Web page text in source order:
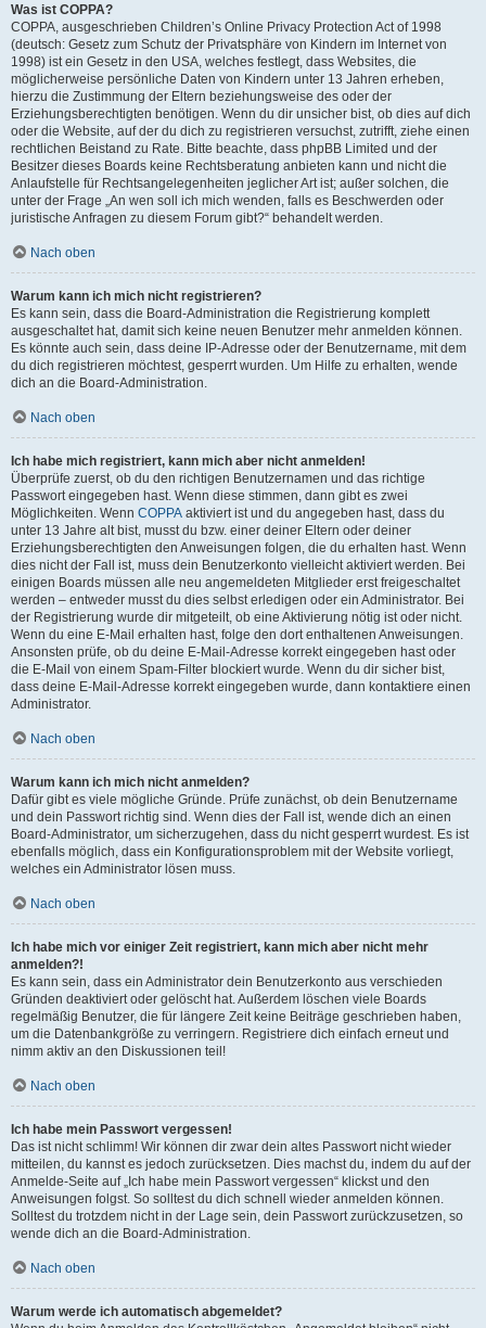
Was ist COPPA?
COPPA, ausgeschrieben Children’s Online Privacy Protection Act of 1998
(deutsch: Gesetz zum Schutz der Privatsphäre von Kindern im Internet von
1998) ist ein Gesetz in den USA, welches festlegt, dass Websites, die
möglicherweise persönliche Daten von Kindern unter 13 Jahren erheben,
hierzu die Zustimmung der Eltern beziehungsweise des oder der
Erziehungsberechtigten benötigen. Wenn du dir unsicher bist, ob dies auf dich
oder die Website, auf der du dich zu registrieren versuchst, zutrifft, ziehe einen
rechtlichen Beistand zu Rate. Bitte beachte, dass phpBB Limited und der
Besitzer dieses Boards keine Rechtsberatung anbieten kann und nicht die
Anlaufstelle für Rechtsangelegenheiten jeglicher Art ist; außer solchen, die
unter der Frage „An wen soll ich mich wenden, falls es Beschwerden oder
juristische Anfragen zu diesem Forum gibt?“ behandelt werden.
Nach oben
Warum kann ich mich nicht registrieren?
Es kann sein, dass die Board-Administration die Registrierung komplett
ausgeschaltet hat, damit sich keine neuen Benutzer mehr anmelden können.
Es könnte auch sein, dass deine IP-Adresse oder der Benutzername, mit dem
du dich registrieren möchtest, gesperrt wurden. Um Hilfe zu erhalten, wende
dich an die Board-Administration.
Nach oben
Ich habe mich registriert, kann mich aber nicht anmelden!
Überprüfe zuerst, ob du den richtigen Benutzernamen und das richtige
Passwort eingegeben hast. Wenn diese stimmen, dann gibt es zwei
Möglichkeiten. Wenn COPPA aktiviert ist und du angegeben hast, dass du
unter 13 Jahre alt bist, musst du bzw. einer deiner Eltern oder deiner
Erziehungsberechtigten den Anweisungen folgen, die du erhalten hast. Wenn
dies nicht der Fall ist, muss dein Benutzerkonto vielleicht aktiviert werden. Bei
einigen Boards müssen alle neu angemeldeten Mitglieder erst freigeschaltet
werden – entweder musst du dies selbst erledigen oder ein Administrator. Bei
der Registrierung wurde dir mitgeteilt, ob eine Aktivierung nötig ist oder nicht.
Wenn du eine E-Mail erhalten hast, folge den dort enthaltenen Anweisungen.
Ansonsten prüfe, ob du deine E-Mail-Adresse korrekt eingegeben hast oder
die E-Mail von einem Spam-Filter blockiert wurde. Wenn du dir sicher bist,
dass deine E-Mail-Adresse korrekt eingegeben wurde, dann kontaktiere einen
Administrator.
Nach oben
Warum kann ich mich nicht anmelden?
Dafür gibt es viele mögliche Gründe. Prüfe zunächst, ob dein Benutzername
und dein Passwort richtig sind. Wenn dies der Fall ist, wende dich an einen
Board-Administrator, um sicherzugehen, dass du nicht gesperrt wurdest. Es ist
ebenfalls möglich, dass ein Konfigurationsproblem mit der Website vorliegt,
welches ein Administrator lösen muss.
Nach oben
Ich habe mich vor einiger Zeit registriert, kann mich aber nicht mehr
anmelden?!
Es kann sein, dass ein Administrator dein Benutzerkonto aus verschieden
Gründen deaktiviert oder gelöscht hat. Außerdem löschen viele Boards
regelmäßig Benutzer, die für längere Zeit keine Beiträge geschrieben haben,
um die Datenbankgröße zu verringern. Registriere dich einfach erneut und
nimm aktiv an den Diskussionen teil!
Nach oben
Ich habe mein Passwort vergessen!
Das ist nicht schlimm! Wir können dir zwar dein altes Passwort nicht wieder
mitteilen, du kannst es jedoch zurücksetzen. Dies machst du, indem du auf der
Anmelde-Seite auf „Ich habe mein Passwort vergessen“ klickst und den
Anweisungen folgst. So solltest du dich schnell wieder anmelden können.
Solltest du trotzdem nicht in der Lage sein, dein Passwort zurückzusetzen, so
wende dich an die Board-Administration.
Nach oben
Warum werde ich automatisch abgemeldet?